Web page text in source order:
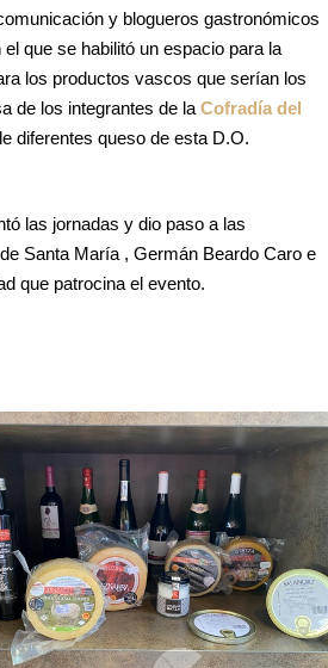
y blogueros gastronómicos
que se habilitó un espacio para la
los productos vascos que serían los
de los integrantes de la Cofradía del
diferentes queso de esta D.O.
las jornadas y dio paso a las
Santa María , Germán Beardo Caro e
que patrocina el evento.